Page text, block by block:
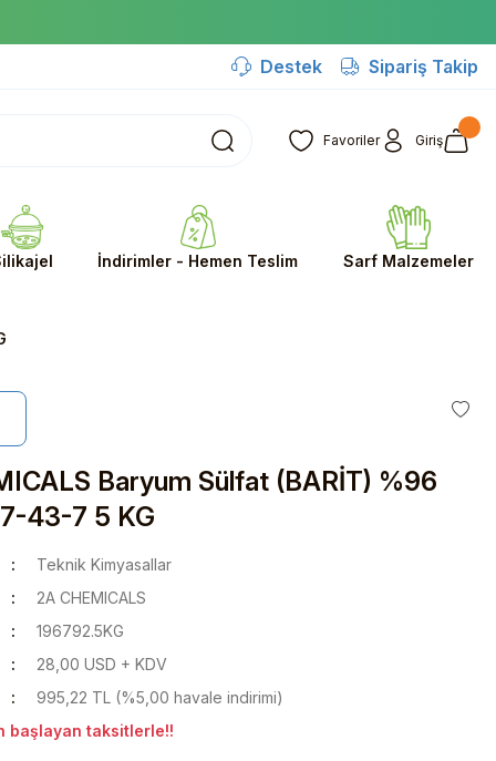
Destek Sipariş Takip
Favoriler Giriş
İndirimler - Hemen Teslim Sarf Malzemeler
Baryum Sülfat (BARİT) %96
43-7 5 KG
Teknik Kimyasallar
2A CHEMICALS
196792.5KG
28,00 USD + KDV
995,22 TL (%5,00 havale indirimi)
başlayan taksitlerle!!